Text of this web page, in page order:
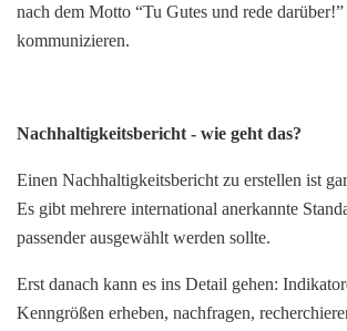
nach dem Motto “Tu Gutes und rede
kommunizieren.
Nachhaltigkeitsbericht - wie geht das?
Einen Nachhaltigkeitsbericht zu erstellen ist
Es gibt mehrere international anerkannte
passender ausgewählt werden sollte.
Erst danach kann es ins Detail gehen:
Kenngrößen erheben, nachfragen,